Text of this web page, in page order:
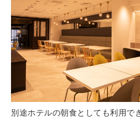
別途ホテルの朝食としても利用で